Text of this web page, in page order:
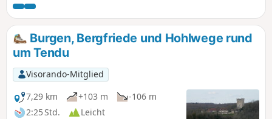
herrlichen Blick auf die von der Creuse
gebildete Schleife von Pin und den
Staudamm von La Roche-Bat-L'Aigue.
Achtung: Diese Wanderung ist als leicht
eingestuft, aber zwei Passagen (4) und
(5) können für kleine Kinder oder
Personen mit eingeschränkter Mobilität
schwierig sein (siehe Beschreibung und
praktische Informationen)
Burgen, Bergfriede und Hohlwege rund
um Tendu
Visorando-Mitglied
7,29 km
+103 m
-106 m
2:25 Std.
Leicht